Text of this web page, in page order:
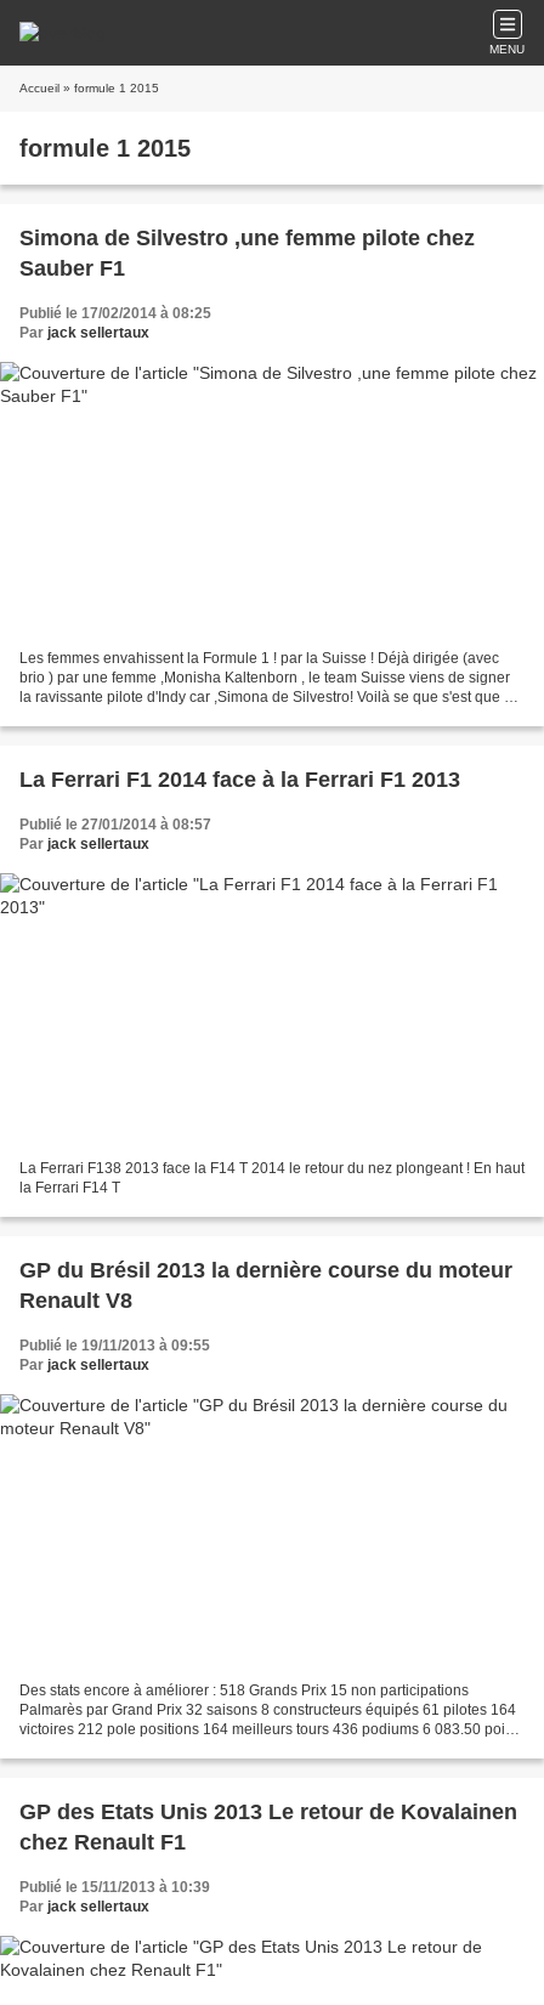
MENU
Accueil » formule 1 2015
formule 1 2015
Simona de Silvestro ,une femme pilote chez
Sauber F1
Publié le 17/02/2014 à 08:25
Par jack sellertaux
Les femmes envahissent la Formule 1 ! par la Suisse ! Déjà dirigée (avec
brio ) par une femme ,Monisha Kaltenborn , le team Suisse viens de signer
la ravissante pilote d'Indy car ,Simona de Silvestro! Voilà se que s'est que de
La Ferrari F1 2014 face à la Ferrari F1 2013
Publié le 27/01/2014 à 08:57
Par jack sellertaux
La Ferrari F138 2013 face la F14 T 2014 le retour du nez plongeant ! En haut
la Ferrari F14 T
GP du Brésil 2013 la dernière course du moteur
Renault V8
Publié le 19/11/2013 à 09:55
Par jack sellertaux
Des stats encore à améliorer : 518 Grands Prix 15 non participations
Palmarès par Grand Prix 32 saisons 8 constructeurs équipés 61 pilotes 164
victoires 212 pole positions 164 meilleurs tours 436 podiums 6 083.50 points
GP des Etats Unis 2013 Le retour de Kovalainen
chez Renault F1
Publié le 15/11/2013 à 10:39
Par jack sellertaux